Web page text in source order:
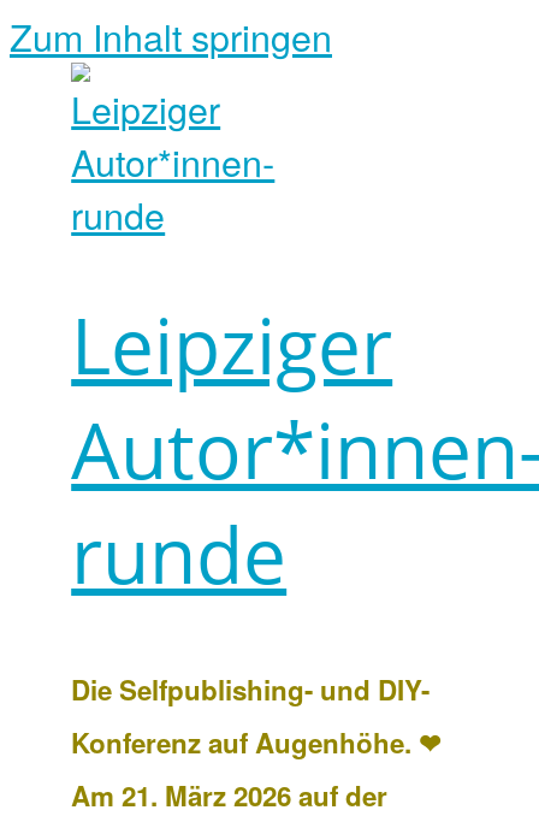
Zum Inhalt springen
Leipziger
runde
Die Selfpublishing- und DIY-
Konferenz auf Augenhöhe. ❤
Am 21. März 2026 auf der